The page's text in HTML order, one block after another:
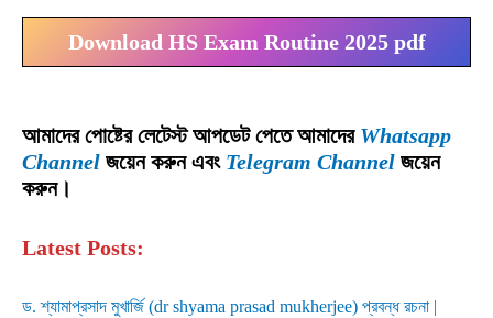
Download HS Exam Routine 2025 pdf
আমাদের পোষ্টের লেটেস্ট আপডেট পেতে আমাদের Whatsapp
Channel জয়েন করুন এবং Telegram Channel জয়েন
করুন।
Latest Posts:
ড. শ্যামাপ্রসাদ মুখার্জি (dr shyama prasad mukherjee) প্রবন্ধ রচনা |